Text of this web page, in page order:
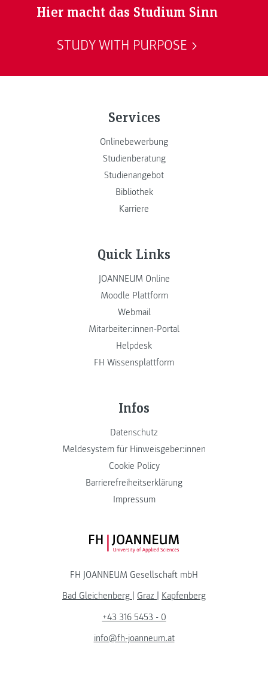
Hier macht das Studium Sinn
STUDY WITH PURPOSE
Services
Onlinebewerbung
Studienberatung
Studienangebot
Bibliothek
Karriere
Quick Links
JOANNEUM Online
Moodle Plattform
Webmail
Mitarbeiter:innen-Portal
Helpdesk
FH Wissensplattform
Infos
Datenschutz
Meldesystem für Hinweisgeber:innen
Cookie Policy
Barrierefreiheitserklärung
Impressum
FH JOANNEUM Logo
FH JOANNEUM Gesellschaft mbH
Bad Gleichenberg
Graz
Kapfenberg
+43 316 5453 - 0
info@fh-joanneum.at